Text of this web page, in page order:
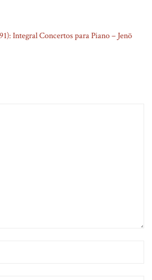
Integral Concertos para Piano – Jenö